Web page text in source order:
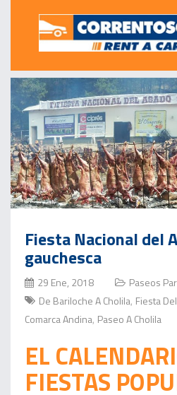
Fiesta Nacional del
gauchesca
29 Ene, 2018
Paseos
De Bariloche A Cholila, Fiesta
Comarca Andina, Paseo A Cholila
EL
FIESTAS